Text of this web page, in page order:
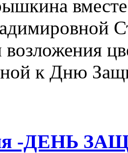
вместе
к Дню
-ДЕНЬ